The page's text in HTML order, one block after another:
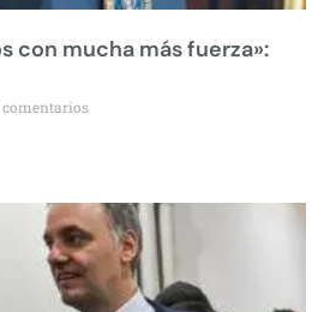
con mucha más fuerza»:
comentarios